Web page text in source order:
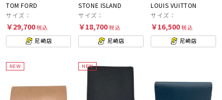
TOM FORD
サイズ：
￥29,700税込
尼崎店
STONE ISLAND
サイズ：
￥18,700税込
尼崎店
LOUIS VUITTON
サイズ：
￥16,500税込
尼崎店
NEW NEW